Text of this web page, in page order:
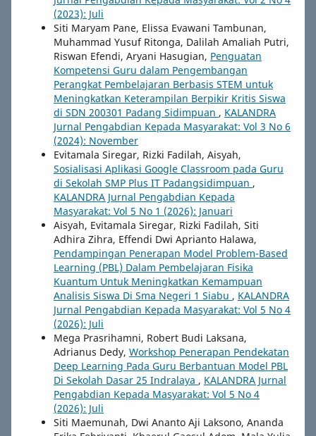
(2023): Juli
Siti Maryam Pane, Elissa Evawani Tambunan,
Muhammad Yusuf Ritonga, Dalilah Amaliah Putri,
Riswan Efendi, Aryani Hasugian, Penguatan
Kompetensi Guru dalam Pengembangan
Perangkat Pembelajaran Berbasis STEM untuk
Meningkatkan Keterampilan Berpikir Kritis Siswa
di SDN 200301 Padang Sidimpuan , KALANDRA
Jurnal Pengabdian Kepada Masyarakat: Vol 3 No 6
(2024): November
Evitamala Siregar, Rizki Fadilah, Aisyah,
Sosialisasi Aplikasi Google Classroom pada Guru
di Sekolah SMP Plus IT Padangsidimpuan ,
KALANDRA Jurnal Pengabdian Kepada
Masyarakat: Vol 5 No 1 (2026): Januari
Aisyah, Evitamala Siregar, Rizki Fadilah, Siti
Adhira Zihra, Effendi Dwi Aprianto Halawa,
Pendampingan Penerapan Model Problem-Based
Learning (PBL) Dalam Pembelajaran Fisika
Kuantum Untuk Meningkatkan Kemampuan
Analisis Siswa Di Sma Negeri 1 Siabu , KALANDRA
Jurnal Pengabdian Kepada Masyarakat: Vol 5 No 4
(2026): Juli
Mega Prasrihamni, Robert Budi Laksana,
Adrianus Dedy, Workshop Penerapan Pendekatan
Deep Learning Pada Guru Berbantuan Model PBL
Di Sekolah Dasar 25 Indralaya , KALANDRA Jurnal
Pengabdian Kepada Masyarakat: Vol 5 No 4
(2026): Juli
Siti Maemunah, Dwi Ananto Aji Laksono, Ananda